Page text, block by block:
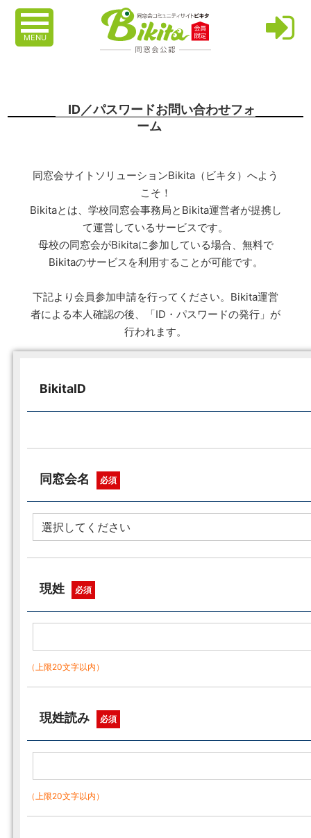
MENU
ID／パスワードお問い合わせフォ
ーム
同窓会サイトソリューションBikita（ビキタ）へよう
こそ！
Bikitaとは、学校同窓会事務局とBikita運営者が提携し
て運営しているサービスです。
母校の同窓会がBikitaに参加している場合、無料で
Bikitaのサービスを利用することが可能です。
下記より会員参加申請を行ってください。Bikita運営
者による本人確認の後、「ID・パスワードの発行」が
行われます。
BikitaID
同窓会名 必須
現姓 必須
（上限20文字以内）
現姓読み 必須
（上限20文字以内）